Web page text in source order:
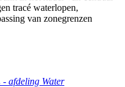
tracé waterlopen,
van zonegrenzen
afdeling Water